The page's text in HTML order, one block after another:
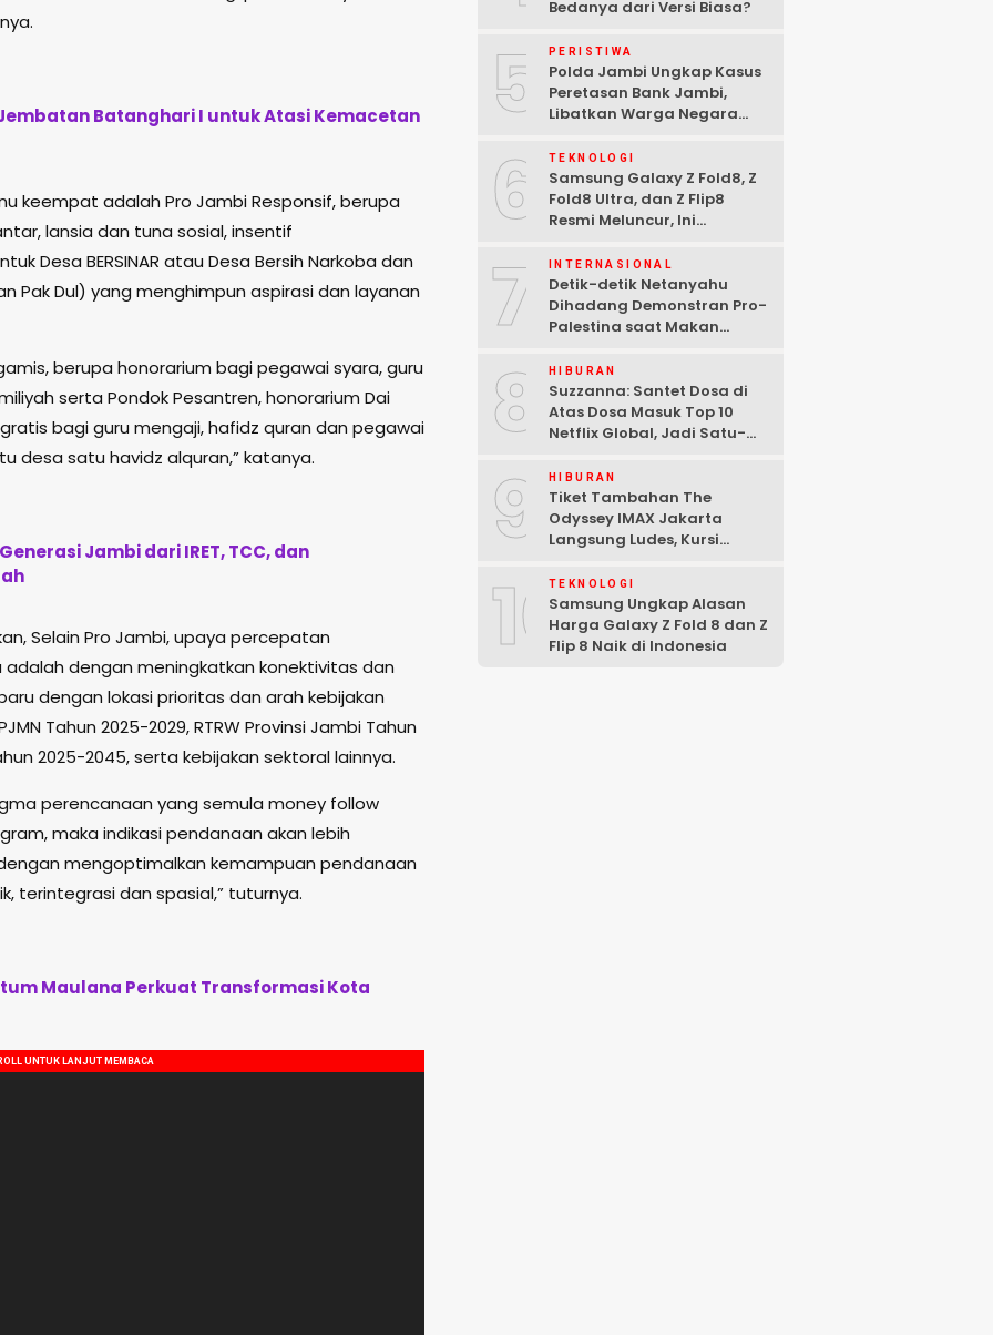
Batanghari I untuk Atasi Kemacetan
keempat adalah Pro Jambi Responsif, berupa
lansia dan tuna sosial, insentif
Desa BERSINAR atau Desa Bersih Narkoba dan
Pak Dul) yang menghimpun aspirasi dan layanan
berupa honorarium bagi pegawai syara, guru
serta Pondok Pesantren, honorarium Dai
bagi guru mengaji, hafidz quran dan pegawai
desa satu havidz alquran,” katanya.
Jambi dari IRET, TCC, dan
Selain Pro Jambi, upaya percepatan
dengan meningkatkan konektivitas dan
dengan lokasi prioritas dan arah kebijakan
Tahun 2025-2029, RTRW Provinsi Jambi Tahun
2025-2045, serta kebijakan sektoral lainnya.
perencanaan yang semula money follow
maka indikasi pendanaan akan lebih
mengoptimalkan kemampuan pendanaan
terintegrasi dan spasial,” tuturnya.
Maulana Perkuat Transformasi Kota
Bedanya dari Versi Biasa?
5 PERISTIWA
Polda Jambi Ungkap Kasus
Peretasan Bank Jambi,
Libatkan Warga Negara
Tersangka Ditangkap
6 TEKNOLOGI
Samsung Galaxy Z Fold8, Z
Fold8 Ultra, dan Z Flip8
Resmi Meluncur, Ini
7 INTERNASIONAL
Detik-detik Netanyahu
Dihadang Demonstran Pro-
Palestina saat Makan
8 HIBURAN
Suzzanna: Santet Dosa di
Atas Dosa Masuk Top 10
Netflix Global, Jadi Satu-
9 HIBURAN
Tiket Tambahan The
Odyssey IMAX Jakarta
Langsung Ludes, Kursi
10TEKNOLOGI
Samsung Ungkap Alasan
Harga Galaxy Z Fold 8 dan Z
Flip 8 Naik di Indonesia